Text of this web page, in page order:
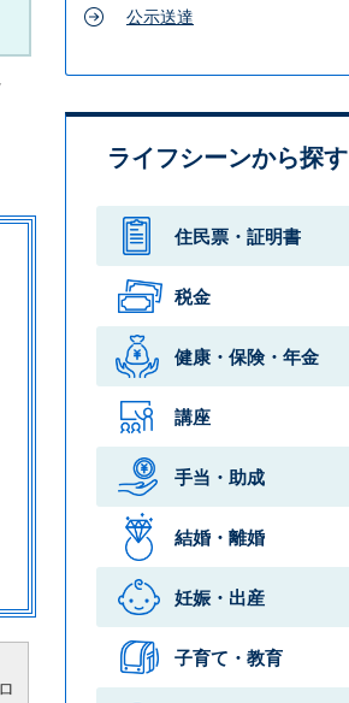
公示送達
ライフシーンから探す
住民票・ 証明書
税金
健康・保険・ 年金
講座
手当・助成
結婚・離婚
妊娠・出産
子育て・教育